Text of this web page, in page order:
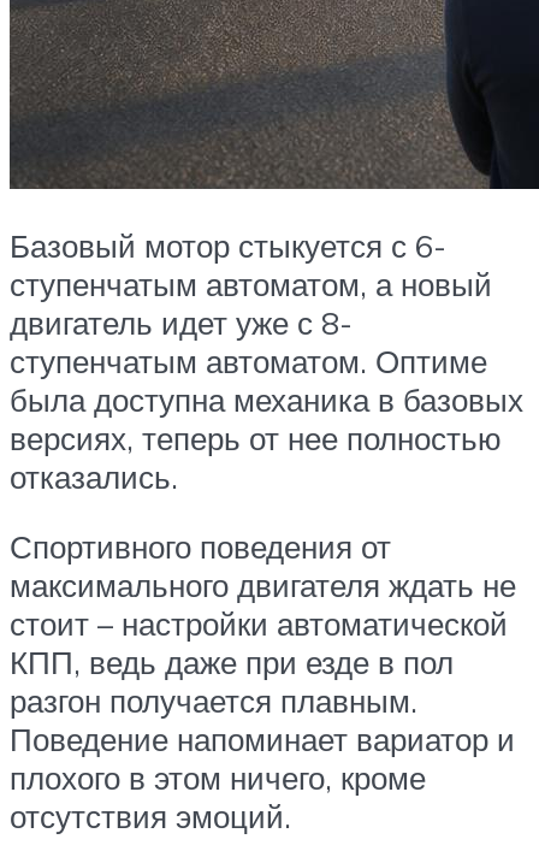
Базовый мотор стыкуется с 6-
ступенчатым автоматом, а новый
двигатель идет уже с 8-
ступенчатым автоматом. Оптиме
была доступна механика в базовых
версиях, теперь от нее полностью
отказались.
Спортивного поведения от
максимального двигателя ждать не
стоит – настройки автоматической
КПП, ведь даже при езде в пол
разгон получается плавным.
Поведение напоминает вариатор и
плохого в этом ничего, кроме
отсутствия эмоций.